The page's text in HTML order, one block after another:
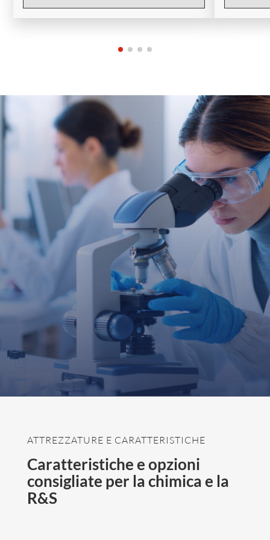
ATTREZZATURE E CARATTERISTICHE
Caratteristiche e opzioni
consigliate per la chimica e la
R&S